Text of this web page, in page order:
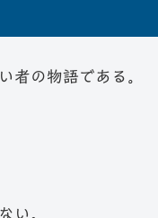
者の物語である。
い。